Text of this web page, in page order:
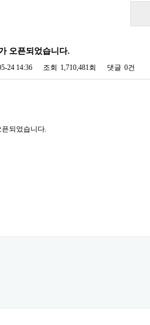
오픈되었습니다.
24 14:36 조회 1,710,481회 댓글 0건
되었습니다.